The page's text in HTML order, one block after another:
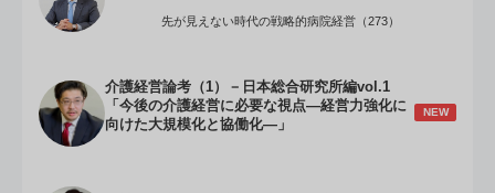
先が見えない時代の戦略的病院経営（273）
介護経営論考（1）－日本総合研究所編vol.1
「今後の介護経営に必要な視点―経営力強化に
向けた大規模化と協働化―」
NEW